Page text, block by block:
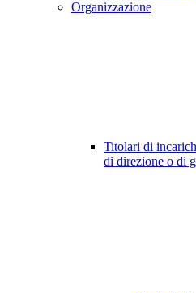
Organizzazione
Titolari di
di direzione o di